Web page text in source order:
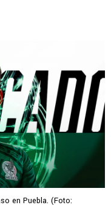
en Puebla. (Foto: